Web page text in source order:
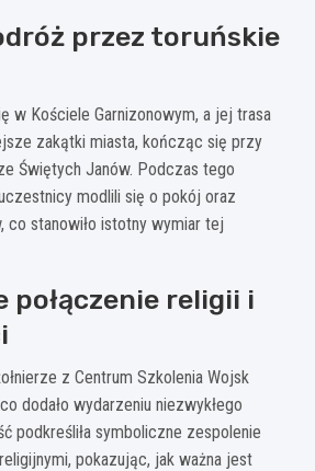
przez toruńskie
w Kościele Garnizonowym, a jej trasa
zakątki miasta, kończąc się przy
Świętych Janów. Podczas tego
modlili się o pokój oraz
co stanowiło istotny wymiar tej
połączenie religii i
z Centrum Szkolenia Wojsk
dodało wydarzeniu niezwykłego
podkreśliła symboliczne zespolenie
pokazując, jak ważna jest